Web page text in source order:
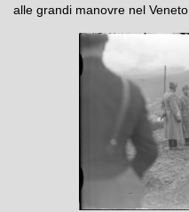
alle grandi manovre nel Veneto